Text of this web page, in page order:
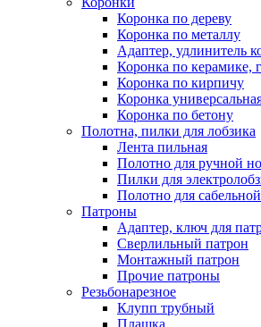
Коронка по дереву
Коронка по металлу
Адаптер, удлинитель
Коронка по керамике,
Коронка по кирпичу
Коронка
Коронка по бетону
Полотна, пилки для лобзика
Лента пильная
Полотно для ручной
Пилки для
Полотно для
Патроны
Адаптер, ключ для
Сверлильный патрон
Монтажный патрон
Прочие патроны
Резьбонарезное
Клупп трубный
Плашка